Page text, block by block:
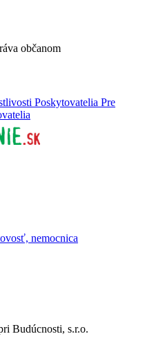
občanom
Poskytovatelia Pre
nemocnica
Budúcnosti, s.r.o.